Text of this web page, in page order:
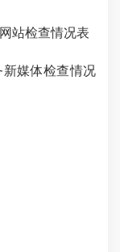
站检查情况表
体检查情况